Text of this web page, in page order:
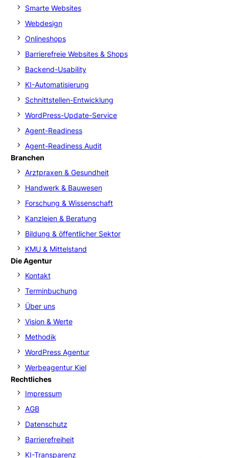
Smarte Websites
Webdesign
Onlineshops
Barrierefreie Websites & Shops
Backend-Usability
KI-Automatisierung
Schnittstellen-Entwicklung
WordPress-Update-Service
Agent-Readiness
Agent-Readiness Audit
Branchen
Arztpraxen & Gesundheit
Handwerk & Bauwesen
Forschung & Wissenschaft
Kanzleien & Beratung
Bildung & öffentlicher Sektor
KMU & Mittelstand
Die Agentur
Kontakt
Terminbuchung
Über uns
Vision & Werte
Methodik
WordPress Agentur
Werbeagentur Kiel
Rechtliches
Impressum
AGB
Datenschutz
Barrierefreiheit
KI-Transparenz